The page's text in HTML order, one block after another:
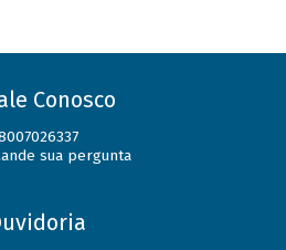
Conosco
sua pergunta